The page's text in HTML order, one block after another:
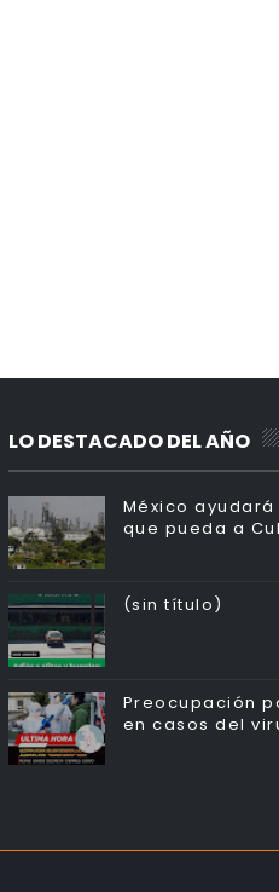
LO DESTACADO DEL AÑO
México
que pueda a
(sin título)
Preocupación
en casos del